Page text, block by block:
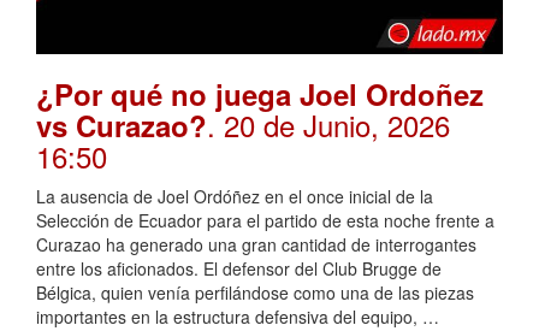
¿Por qué no juega Joel Ordoñez
vs Curazao?. 20 de Junio, 2026
16:50
La ausencia de Joel Ordóñez en el once inicial de la
Selección de Ecuador para el partido de esta noche frente a
Curazao ha generado una gran cantidad de interrogantes
entre los aficionados. El defensor del Club Brugge de
Bélgica, quien venía perfilándose como una de las piezas
importantes en la estructura defensiva del equipo, …